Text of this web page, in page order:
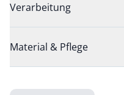
Verarbeitung
Material & Pflege